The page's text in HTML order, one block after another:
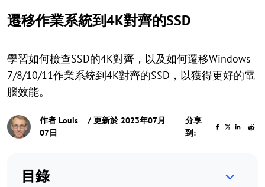
遷移作業系統到4K對齊的SSD
學習如何檢查SSD的4K對齊，以及如何遷移Windows
7/8/10/11作業系統到4K對齊的SSD，以獲得更好的電
腦效能。
作者 Louis
/ 更新於 2023年07月
07日
分享
到:
目錄